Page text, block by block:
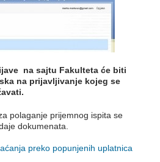
na sajtu Fakulteta će biti
na prijavljivanje kojeg se
polaganje prijemnog ispita se
dokumenata.
preko popunjenih uplatnica